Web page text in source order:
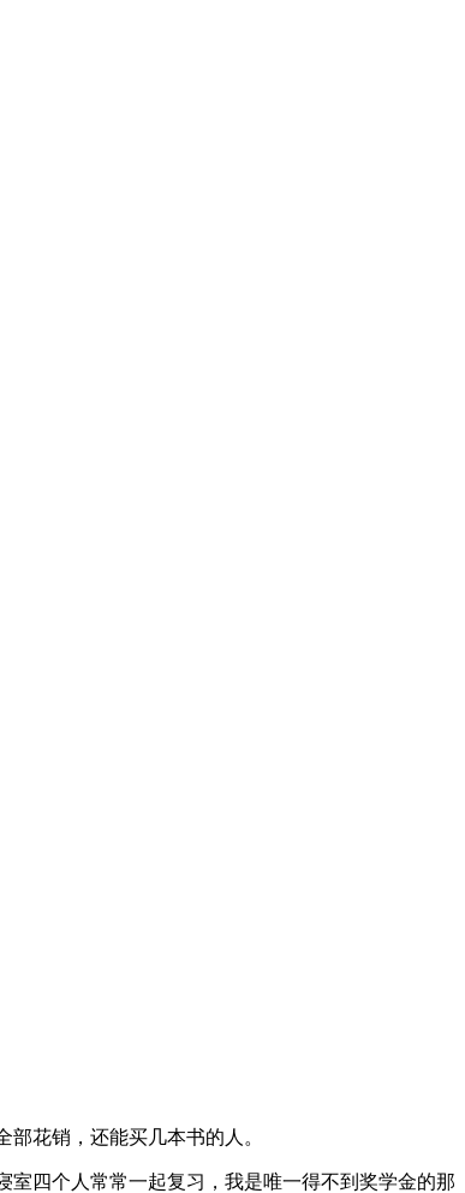
花销，还能买几本书的人。
四个人常常一起复习，我是唯一得不到奖学金的那